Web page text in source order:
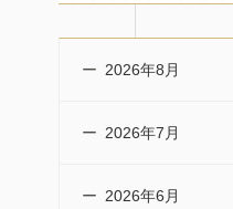
2026年8月
2026年7月
2026年6月